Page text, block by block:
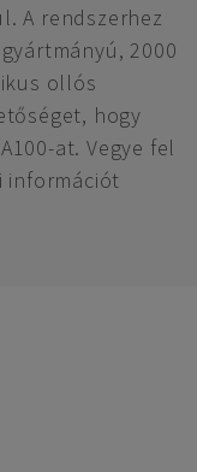
A rendszerhez
2000
ollós
hogy
at. Vegye fel
információt